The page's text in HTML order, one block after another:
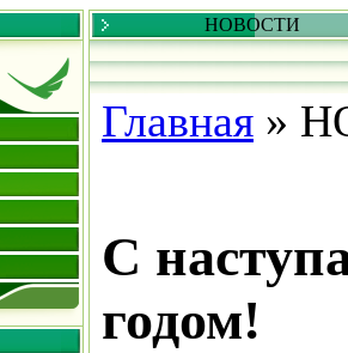
НОВОСТИ
Главная »
С
годом!